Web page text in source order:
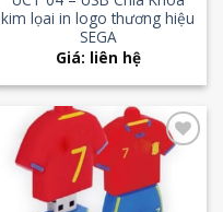
kim lọai in logo thương hiệu
SEGA
Giá: liên hệ
Add to